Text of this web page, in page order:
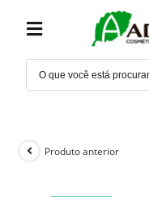
Produto anterior